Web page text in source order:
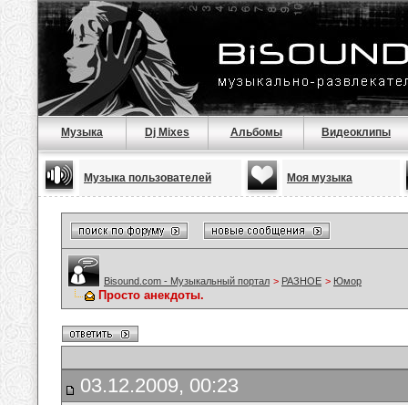
Музыка Dj Mixes Альбомы Видеоклипы
Музыка пользователей Моя музыка
Bisound.com - Музыкальный портал > РАЗНОЕ > Юмор
Просто анекдоты.
03.12.2009, 00:23